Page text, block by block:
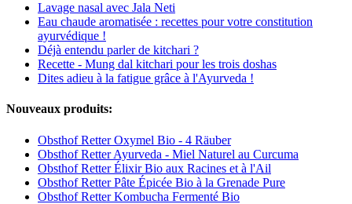
Lavage nasal avec Jala Neti
Eau chaude aromatisée : recettes pour votre constitution
ayurvédique !
Déjà entendu parler de kitchari ?
Recette - Mung dal kitchari pour les trois doshas
Dites adieu à la fatigue grâce à l'Ayurveda !
Nouveaux produits:
Obsthof Retter Oxymel Bio - 4 Räuber
Obsthof Retter Ayurveda - Miel Naturel au Curcuma
Obsthof Retter Élixir Bio aux Racines et à l'Ail
Obsthof Retter Pâte Épicée Bio à la Grenade Pure
Obsthof Retter Kombucha Fermenté Bio